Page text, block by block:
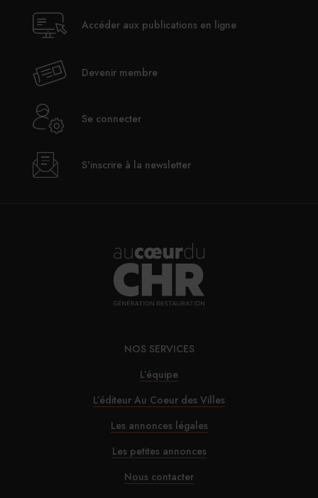
Accéder aux publications en ligne
Devenir membre
Se connecter
S'inscrire à la newsletter
NOS SERVICES
L’équipe
L’éditeur Au Coeur des Villes
Les annonces légales
Les petites annonces
Nous contacter